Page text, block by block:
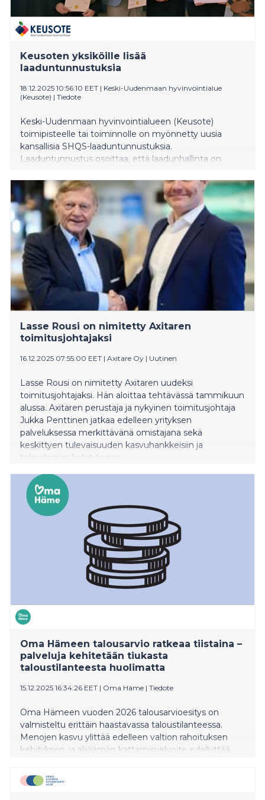
Keusoten yksiköille lisää
laaduntunnustuksia
18.12.2025 10:56:10 EET | Keski-Uudenmaan hyvinvointialue
(Keusote) | Tiedote
Keski-Uudenmaan hyvinvointialueen (Keusote)
toimipisteelle tai toiminnolle on myönnetty uusia
kansallisia SHQS-laaduntunnustuksia.
Laaduntunnustus osoittaa, että laadunhallinta on
asetusten ja hyvien hoitokäytäntöjen sekä näyttöön
perustuvan tutkitun tiedon mukaista.
Laaduntunnustuksen luovutustilaisuus järjestettiin
16.12.2025 Järvenpäässä. Luovutuksen teki Aurevia Oy
(ent. Labquality).
Lasse Rousi on nimitetty Axitaren
toimitusjohtajaksi
16.12.2025 07:55:00 EET | Axitare Oy | Uutinen
Lasse Rousi on nimitetty Axitaren uudeksi
toimitusjohtajaksi. Hän aloittaa tehtävässä tammikuun
alussa. Axitaren perustaja ja nykyinen toimitusjohtaja
Jukka Penttinen jatkaa edelleen yrityksen
palveluksessa merkittävänä omistajana sekä
keskittyen tulevaisuuden kasvuhankkeisiin ja
teknologian kehitykseen.
Oma Hämeen talousarvio ratkeaa tiistaina –
palveluja kehitetään tiukasta
taloustilanteesta huolimatta
15.12.2025 16:34:26 EET | Oma Häme | Tiedote
Oma Hämeen vuoden 2026 talousarvioesitys on
valmisteltu erittäin haastavassa taloustilanteessa.
Menojen kasvu ylittää edelleen valtion rahoituksen
kehityksen, ja alijäämän kattamisvelvoite edellyttää
päättää talousarviosta kokouksessaan
Hämeenlinnassa tiistaina 16. joulukuuta. Kokousta voi